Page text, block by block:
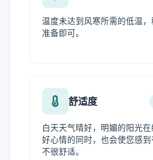
温度未达到风寒所需的低温，
准备即可。
舒适度
白天天气晴好，明媚的阳光
好心情的同时，也会使您感到
不很舒适。